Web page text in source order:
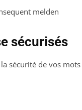
melden
sécurisés
sécurité de vos mots